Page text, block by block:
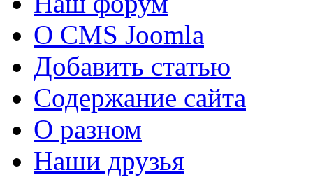
О CMS Joomla
Добавить статью
Содержание сайта
О разном
Наши друзья